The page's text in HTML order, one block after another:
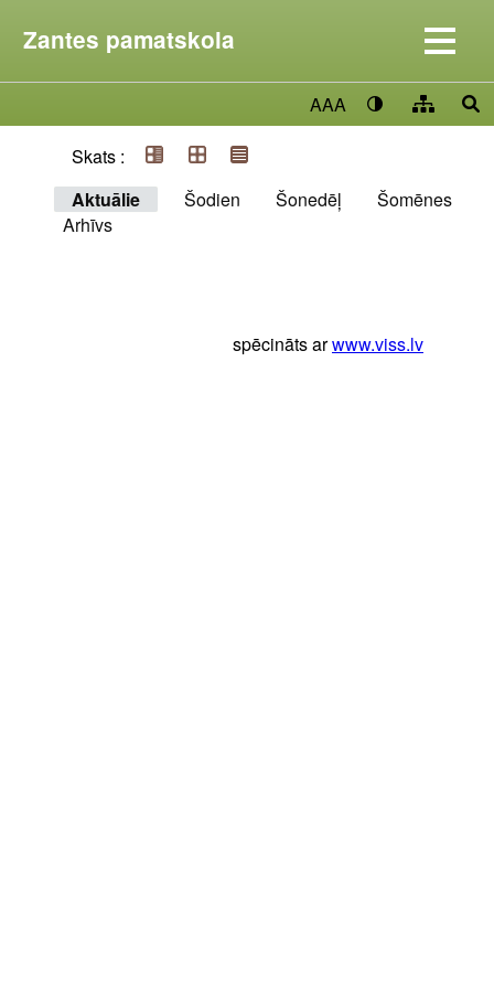
Zantes pamatskola
AAA
Skats :
Aktuālie
Šodien Šonedēļ
Šomēnes
Arhīvs
spēcināts arwww.viss.lv